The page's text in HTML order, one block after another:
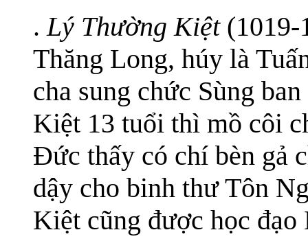
.Lý Thường Kiệt
Thăng Long, húy là
cha sung chức Sùng
Kiệt 13 tuổi thì mồ côi
Đức thấy có chí bèn gả
dậy cho binh thư Tôn
Kiệt cũng được học đạo